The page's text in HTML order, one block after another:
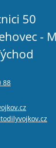
50
-
88